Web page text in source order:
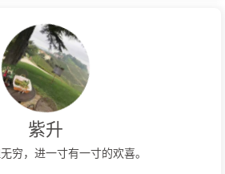
紫升
穷，进一寸有一寸的欢喜。